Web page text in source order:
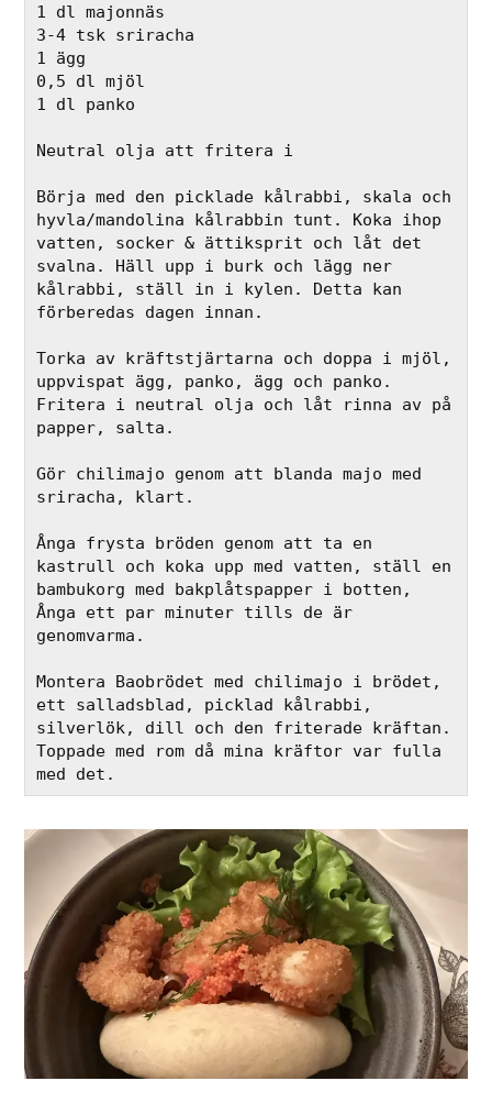
1 dl majonnäs
3-4 tsk sriracha
1 ägg
0,5 dl mjöl
1 dl panko
Neutral olja att fritera i
Börja med den picklade kålrabbi, skala och
hyvla/mandolina kålrabbin tunt. Koka ihop
vatten, socker & ättiksprit och låt det
svalna. Häll upp i burk och lägg ner
kålrabbi, ställ in i kylen. Detta kan
förberedas dagen innan.
Torka av kräftstjärtarna och doppa i mjöl,
uppvispat ägg, panko, ägg och panko.
Fritera i neutral olja och låt rinna av på
papper, salta.
Gör chilimajo genom att blanda majo med
sriracha, klart.
Ånga frysta bröden genom att ta en
kastrull och koka upp med vatten, ställ en
bambukorg med bakplåtspapper i botten,
Ånga ett par minuter tills de är
genomvarma.
Montera Baobrödet med chilimajo i brödet,
ett salladsblad, picklad kålrabbi,
silverlök, dill och den friterade kräftan.
Toppade med rom då mina kräftor var fulla
med det.